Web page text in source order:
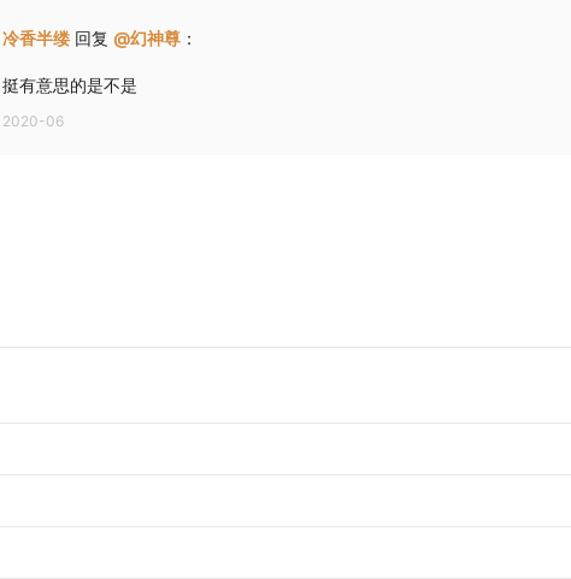
冷香半缕 回复 @幻神尊 ：
挺有意思的是不是
2020-06